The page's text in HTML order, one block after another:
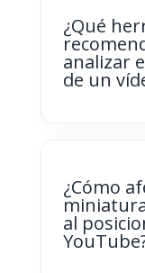
¿Qué
analizar
de un
¿Cómo
al